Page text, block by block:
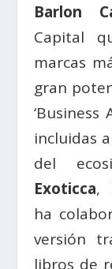
Barlon
Capital
marcas
gran
‘Business
incluidas
del
Exoticca,
ha
versión
libros de